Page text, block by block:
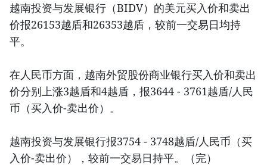
越南投资与发展银行（BIDV）的美元买入价和卖出
价报26153越盾和26353越盾，较前一交易日均持
平。
在人民币方面，越南外贸股份商业银行买入价和卖出
价分别上涨3越盾和4越盾，报3644 - 3761越盾/人民
币（买入价-卖出价）。
越南投资与发展银行报3754 - 3748越盾/人民币（买
入价-卖出价），较前一交易日持平。（完）